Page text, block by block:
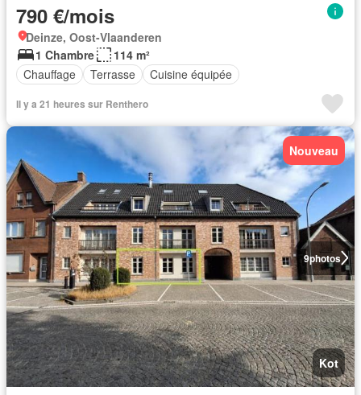
790 €/mois
Deinze, Oost-Vlaanderen
1 Chambre
114 m²
Chauffage
Terrasse Cuisine équipée
Il y a 21 heures sur Renthero
9photos
Nouveau
Kot